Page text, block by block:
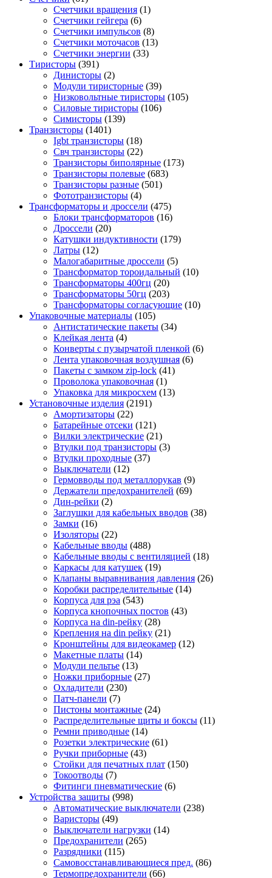
Счетчики вращения (1)
Счетчики гейгера (6)
Счетчики импульсов (8)
Счетчики моточасов (13)
Счетчики энергии (33)
Тиристоры (391)
Динисторы (2)
Модули тиристорные (39)
Низковольтные тиристоры (105)
Силовые тиристоры (106)
Симисторы (139)
Транзисторы (1401)
Igbt транзисторы (18)
Свч транзисторы (22)
Транзисторы биполярные (173)
Транзисторы полевые (683)
Транзисторы разные (501)
Фототранзисторы (4)
Трансформаторы и дроссели (475)
Блоки трансформаторов (16)
Дроссели (20)
Катушки индуктивности (179)
Латры (12)
Малогабаритные дроссели (5)
Трансформатор тороидальный (10)
Трансформаторы 400гц (20)
Трансформаторы 50гц (203)
Трансформаторы согласующие (10)
Упаковочные материалы (105)
Антистатические пакеты (34)
Клейкая лента (4)
Конверты с пузырчатой пленкой (6)
Лента упаковочная воздушная (6)
Пакеты с замком zip-lock (41)
Проволока упаковочная (1)
Упаковка для микросхем (13)
Установочные изделия (2191)
Амортизаторы (22)
Батарейные отсеки (121)
Вилки электрические (21)
Втулки под транзисторы (3)
Втулки проходные (37)
Выключатели (12)
Гермовводы под металлорукав (9)
Держатели предохранителей (69)
Дин-рейки (2)
Заглушки для кабельных вводов (38)
Замки (16)
Изоляторы (22)
Кабельные вводы (488)
Кабельные вводы с вентиляцией (18)
Каркасы для катушек (19)
Клапаны выравнивания давления (26)
Коробки распределительные (14)
Корпуса для рэа (543)
Корпуса кнопочных постов (43)
Корпуса на din-рейку (28)
Крепления на din рейку (21)
Кронштейны для видеокамер (12)
Макетные платы (14)
Модули пельтье (13)
Ножки приборные (27)
Охладители (230)
Патч-панели (7)
Пистоны монтажные (24)
Распределительные щиты и боксы (11)
Ремни приводные (14)
Розетки электрические (61)
Ручки приборные (43)
Стойки для печатных плат (150)
Токоотводы (7)
Фитинги пневматические (6)
Устройства защиты (998)
Автоматические выключатели (238)
Варисторы (49)
Выключатели нагрузки (14)
Предохранители (265)
Разрядники (115)
Самовосстанавливающиеся пред. (86)
Термопредохранители (66)